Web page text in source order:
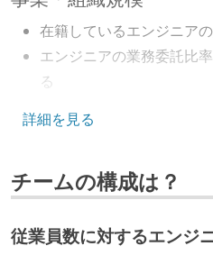
在籍しているエンジニア
エンジニアの業務委託比
る
キャリアパス
いる
社内で、バックエンドチ
など、キャリア形成を目
詳細を見る
チームの構成は？
従業員数に対するエンジ